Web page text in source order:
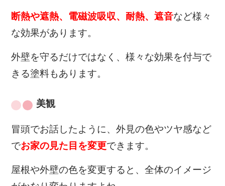
断熱や遮熱、電磁波吸収、耐熱、遮音など様々
な効果があります。
外壁を守るだけではなく、様々な効果を付与で
きる塗料もあります。
美観
冒頭でお話したように、外見の色やツヤ感など
でお家の見た目を変更できます。
屋根や外壁の色を変更すると、全体のイメージ